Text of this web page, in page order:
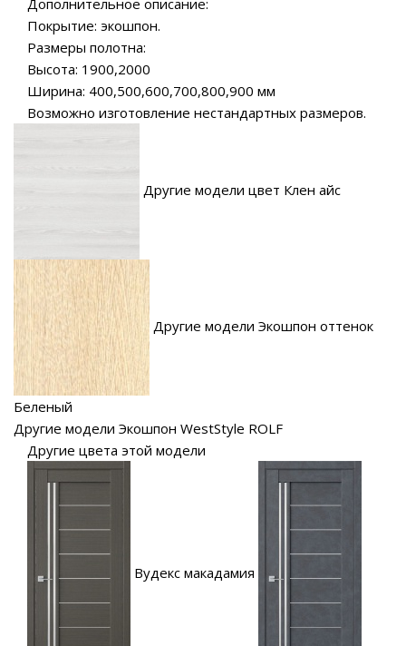
Покрытие: экошпон.
Размеры полотна:
Высота: 1900,2000
Ширина: 400,500,600,700,800,900 мм
Возможно изготовление нестандартных размеров.
Другие модели цвет Клен айс
Другие модели Экошпон оттенок
Беленый
Другие модели Экошпон WestStyle ROLF
Другие цвета этой модели
Вудекс макадамия